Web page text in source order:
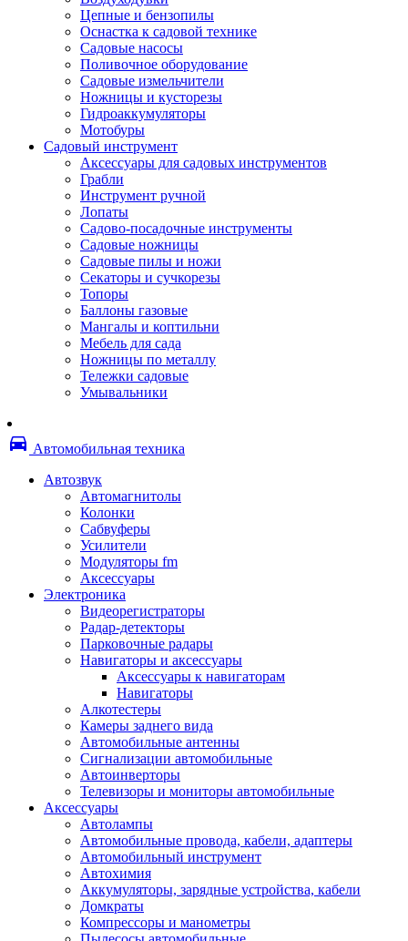
Расходные материалы
Бумага разная
Бумага для офисной техники
Бумага для профессиональной печати
Фотобумага
Наклейки
Термобумага
Бумага для факса
Пленка для печати
Пленка для ламинирования
Материалы для заправки
Чернила и заправки
Фотобарабаны
Оригинальные расходные материалы
Для лазерных устройств печати
Матричные картриджи
Опции
Струйные картриджи
Термопленки
Картриджи лазерные, тонер-картриджи
Лазерные оригинальные
Снпч
Струйные оригинальные
Материалы для переплета
Запчасти и другие расходные материалы
Автоподатчики
Блоки лазера
(памперс)
Валы переноса заряда/магнитные валы
Валы резиновые/тефлоновые
Втулки/подшипники/бушинги
Девелоперы
Дозирущие лезвия
Другие зип
Кабели
Крышки
Лампы
Лотки, кассеты
Моторы/двигатели/редукторы
Платы форматирования
Ракели
Ролики/наборы роликов/насадки
Сервисные наборы
Смазки
Цепные и бензопилы
Оснастка к садовой технике
Садовые насосы
Поливочное оборудование
Садовые измельчители
Ножницы и кусторезы
Гидроаккумуляторы
Мотобуры
Садовый инструмент
Аксессуары для садовых инструментов
Грабли
Инструмент ручной
Лопаты
Садово-посадочные инструменты
Садовые ножницы
Садовые пилы и ножи
Секаторы и сучкорезы
Топоры
Баллоны газовые
Мангалы и коптильни
Мебель для сада
Ножницы по металлу
Тележки садовые
Умывальники
directions_car Автомобильная техника
Автозвук
Автомагнитолы
Колонки
Сабвуферы
Усилители
Модуляторы fm
Аксессуары
Электроника
Видеорегистраторы
Радар-детекторы
Парковочные радары
Навигаторы и аксессуары
Аксессуары к навигаторам
Навигаторы
Алкотестеры
Камеры заднего вида
Автомобильные антенны
Сигнализации автомобильные
Автоинверторы
Телевизоры и мониторы автомобильные
Аксессуары
Автолампы
Автомобильные провода, кабели, адаптеры
Автомобильный инструмент
Автохимия
Аккумуляторы, зарядные устройства, кабели
Домкраты
Компрессоры и манометры